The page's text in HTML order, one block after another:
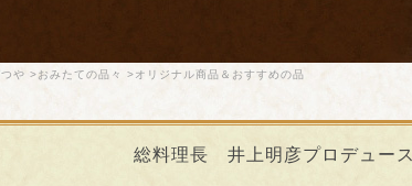
や >おみたての品々 >オリジナル商品＆おすすめの品
総料理長 井上明彦プロデュース